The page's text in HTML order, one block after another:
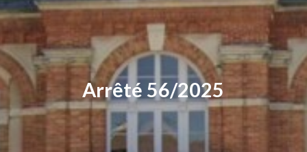
Arrêté 56/2025